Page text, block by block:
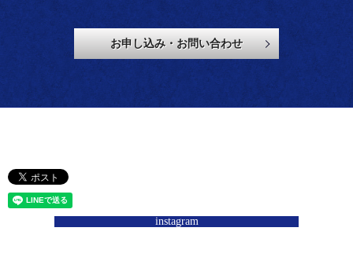
お申し込み・お問い合わせ
instagram